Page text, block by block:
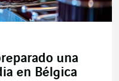
una
en Bélgica